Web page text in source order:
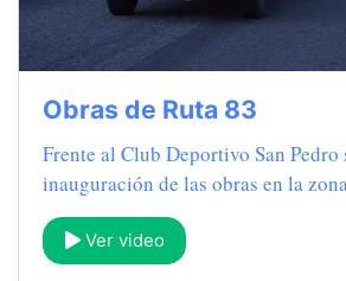
Obras de Ruta 83
Frente al Club Deportivo San
inauguración de las obras en la
Ver video